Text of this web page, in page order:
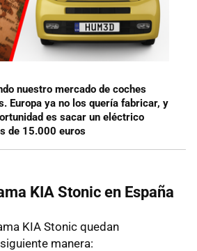
nuestro mercado de coches
Europa ya no los quería fabricar, y
es sacar un eléctrico
de 15.000 euros
KIA Stonic en España
KIA Stonic quedan
manera: